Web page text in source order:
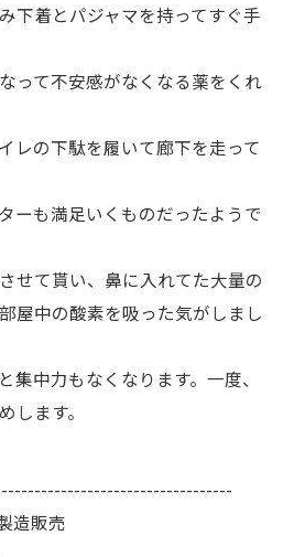
下着とパジャマを持ってすぐ手
って不安感がなくなる薬をくれ
レの下駄を履いて廊下を走って
ーも満足いくものだったようで
せて貰い、鼻に入れてた大量の
屋中の酸素を吸った気がしまし
集中力もなくなります。一度、
します。
造販売